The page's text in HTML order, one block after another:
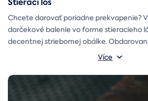
Stierací lós
Chcete darovať poriadne prekvapenie?
darčekové balenie vo forme stieracieho
decentnej striebornej obálke.
objaví až po chvíľke napätia počas
Více